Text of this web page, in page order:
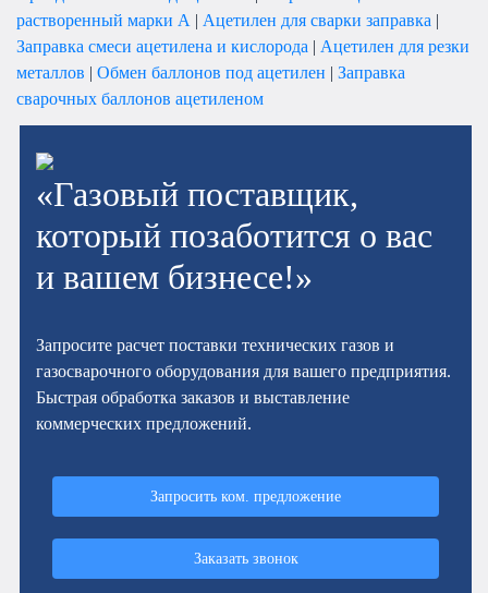
растворенный марки А | Ацетилен для сварки заправка |
Заправка смеси ацетилена и кислорода | Ацетилен для резки
металлов | Обмен баллонов под ацетилен | Заправка
сварочных баллонов ацетиленом
«Газовый поставщик,
который позаботится о вас
и вашем бизнесе!»
Запросите расчет поставки технических газов и
газосварочного оборудования для вашего предприятия.
Быстрая обработка заказов и выставление
коммерческих предложений.
Запросить ком. предложение
Заказать звонок